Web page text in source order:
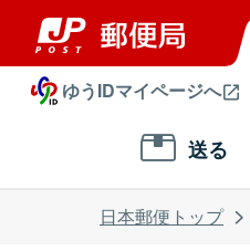
ゆうIDマイページへ
送る
日本郵便トップ